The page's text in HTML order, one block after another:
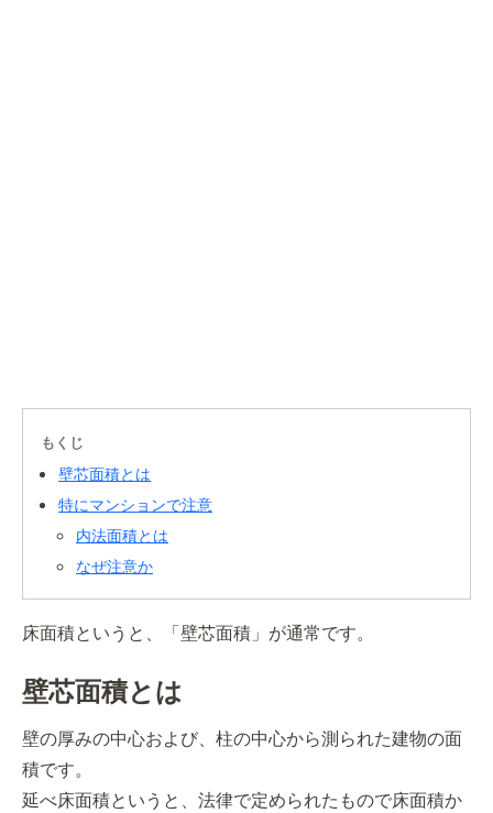
もくじ
壁芯面積とは
特にマンションで注意
内法面積とは
なぜ注意か
床面積というと、「壁芯面積」が通常です。
壁芯面積とは
壁の厚みの中心および、柱の中心から測られた建物の面
積です。
延べ床面積というと、法律で定められたもので床面積か